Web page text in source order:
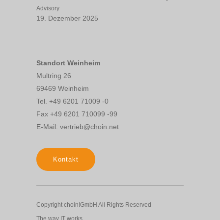
Advisory
19. Dezember 2025
Standort Weinheim
Multring 26
69469 Weinheim
Tel. +49 6201 71009 -0
Fax +49 6201 710099 -99
E-Mail: vertrieb@choin.net
Kontakt
Copyright choin!GmbH All Rights Reserved
The way IT works